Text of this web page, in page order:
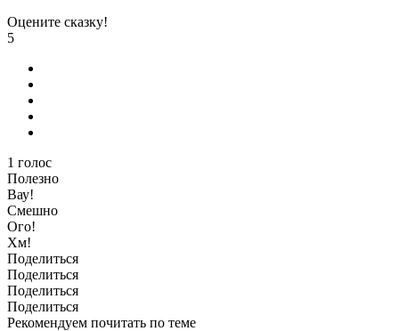
Оцените сказку!
5
1 голос
Полезно
Вау!
Смешно
Ого!
Хм!
Поделиться
Поделиться
Поделиться
Поделиться
Рекомендуем почитать по теме